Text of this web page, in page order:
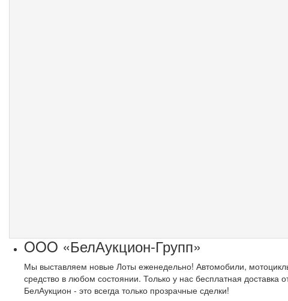
OOO «БелАукцион-Групп»
Мы выставляем новые Лоты еженедельно! Автомобили,
средство в любом состоянии. Только у нас бесплатная доставка
БелАукцион - это всегда только прозрачные сделки!